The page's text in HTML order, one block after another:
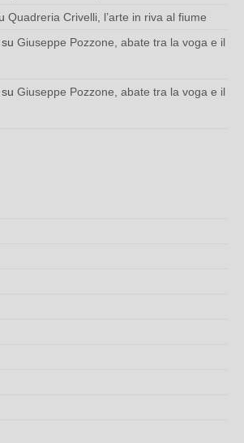
Quadreria Crivelli, l’arte in riva al fiume
su Giuseppe Pozzone, abate tra la voga e il
su Giuseppe Pozzone, abate tra la voga e il